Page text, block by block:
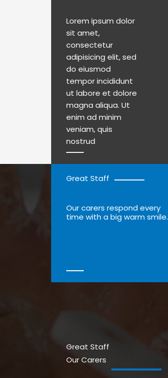
Lorem ipsum dolor
sit amet,
consectetur
adipisicing elit, sed
do eiusmod
tempor incididunt
ut labore et dolore
magna aliqua. Ut
enim ad minim
veniam, quis
nostrud
ullamco laboris nisi
ut aliquip ex ea
commodo
consequat. Duis
aute irure dolor in
reprehenderit in
Great Staff
Our carers respond every
time with a big warm smile.
Great Staff
Our Carers